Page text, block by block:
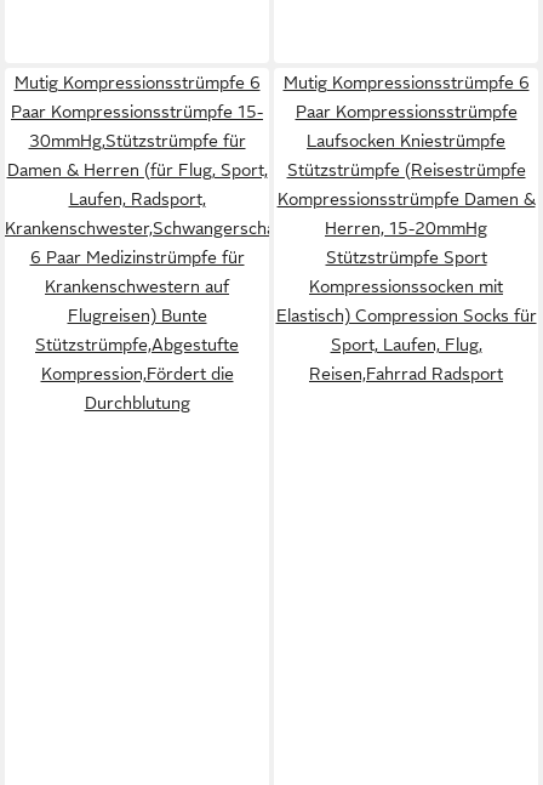
Mutig Kompressionsstrümpfe 6
Paar Kompressionsstrümpfe 15-
30mmHg,Stützstrümpfe für
Damen & Herren (für Flug, Sport,
Laufen, Radsport,
Krankenschwester,Schwangerschaft,
6 Paar Medizinstrümpfe für
Krankenschwestern auf
Flugreisen) Bunte
Stützstrümpfe,Abgestufte
Kompression,Fördert die
Durchblutung
Mutig Kompressionsstrümpfe 6
Paar Kompressionsstrümpfe
Laufsocken Kniestrümpfe
Stützstrümpfe (Reisestrümpfe
Kompressionsstrümpfe Damen &
Herren, 15-20mmHg
Stützstrümpfe Sport
Kompressionssocken mit
Elastisch) Compression Socks für
Sport, Laufen, Flug,
Reisen,Fahrrad Radsport